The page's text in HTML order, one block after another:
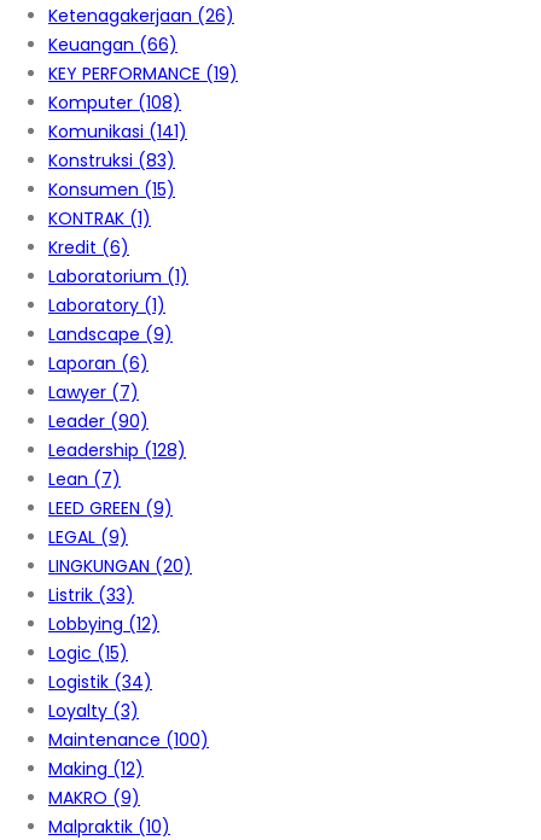
Ketenagakerjaan (26)
Keuangan (66)
KEY PERFORMANCE (19)
Komputer (108)
Komunikasi (141)
Konstruksi (83)
Konsumen (15)
KONTRAK (1)
Kredit (6)
Laboratorium (1)
Laboratory (1)
Landscape (9)
Laporan (6)
Lawyer (7)
Leader (90)
Leadership (128)
Lean (7)
LEED GREEN (9)
LEGAL (9)
LINGKUNGAN (20)
Listrik (33)
Lobbying (12)
Logic (15)
Logistik (34)
Loyalty (3)
Maintenance (100)
Making (12)
MAKRO (9)
Malpraktik (10)